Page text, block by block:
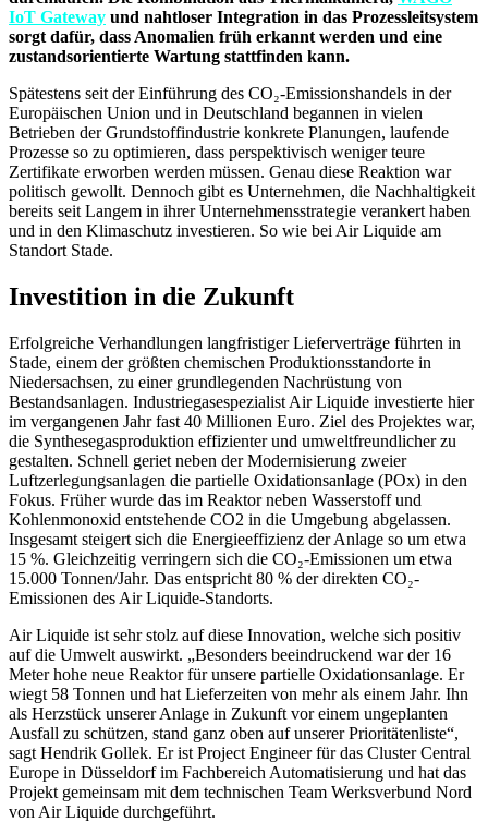
IoT Gateway und nahtloser Integration in das Prozessleitsystem
sorgt dafür, dass Anomalien früh erkannt werden und eine
zustandsorientierte Wartung stattfinden kann.
Spätestens seit der Einführung des CO₂-Emissionshandels in der
Europäischen Union und in Deutschland begannen in vielen
Betrieben der Grundstoffindustrie konkrete Planungen, laufende
Prozesse so zu optimieren, dass perspektivisch weniger teure
Zertifikate erworben werden müssen. Genau diese Reaktion war
politisch gewollt. Dennoch gibt es Unternehmen, die Nachhaltigkeit
bereits seit Langem in ihrer Unternehmensstrategie verankert haben
und in den Klimaschutz investieren. So wie bei Air Liquide am
Standort Stade.
Investition in die Zukunft
Erfolgreiche Verhandlungen langfristiger Lieferverträge führten in
Stade, einem der größten chemischen Produktionsstandorte in
Niedersachsen, zu einer grundlegenden Nachrüstung von
Bestandsanlagen. Industriegasespezialist Air Liquide investierte hier
im vergangenen Jahr fast 40 Millionen Euro. Ziel des Projektes war,
die Synthesegasproduktion effizienter und umweltfreundlicher zu
gestalten. Schnell geriet neben der Modernisierung zweier
Luftzerlegungsanlagen die partielle Oxidationsanlage (POx) in den
Fokus. Früher wurde das im Reaktor neben Wasserstoff und
Kohlenmonoxid entstehende CO2 in die Umgebung abgelassen.
Insgesamt steigert sich die Energieeffizienz der Anlage so um etwa
15 %. Gleichzeitig verringern sich die CO₂-Emissionen um etwa
15.000 Tonnen/Jahr. Das entspricht 80 % der direkten CO₂-
Emissionen des Air Liquide-Standorts.
Air Liquide ist sehr stolz auf diese Innovation, welche sich positiv
auf die Umwelt auswirkt. „Besonders beeindruckend war der 16
Meter hohe neue Reaktor für unsere partielle Oxidationsanlage. Er
wiegt 58 Tonnen und hat Lieferzeiten von mehr als einem Jahr. Ihn
als Herzstück unserer Anlage in Zukunft vor einem ungeplanten
Ausfall zu schützen, stand ganz oben auf unserer Prioritätenliste“,
sagt Hendrik Gollek. Er ist Project Engineer für das Cluster Central
Europe in Düsseldorf im Fachbereich Automatisierung und hat das
Projekt gemeinsam mit dem technischen Team Werksverbund Nord
von Air Liquide durchgeführt.